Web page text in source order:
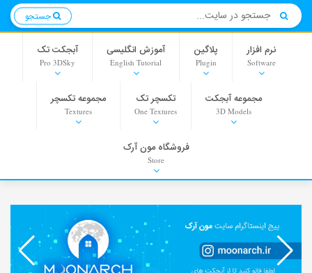
نرم افزار
Software
پلاگین
Plugin
آموزش انگلیسی
English Tutorial
آبجکت تک
Pro 3DSky
مجموعه آبجکت
3D Models
تکسچر تک
One Textures
مجموعه تکسچر
Textures
PNG-PSD
Background
Stock Images
فروشگاه مون آرک
Store